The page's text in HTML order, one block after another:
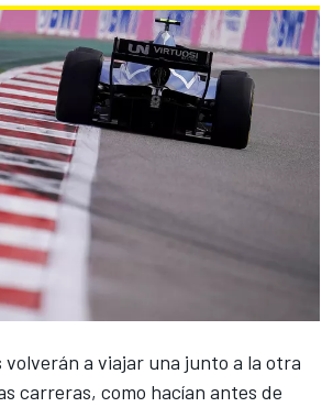
volverán a viajar una junto a la otra
carreras, como hacían antes de